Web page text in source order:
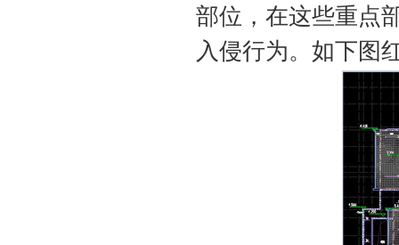
部位，在这些重点
入侵行为。如下图